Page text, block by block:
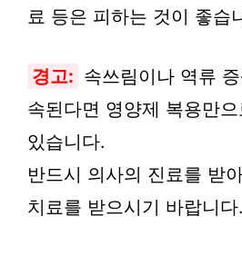
료 등은 피하는 것이 좋습
경고: 속쓰림이나 역류
속된다면 영양제 복용만
있습니다.
반드시 의사의 진료를 받
치료를 받으시기 바랍니다.